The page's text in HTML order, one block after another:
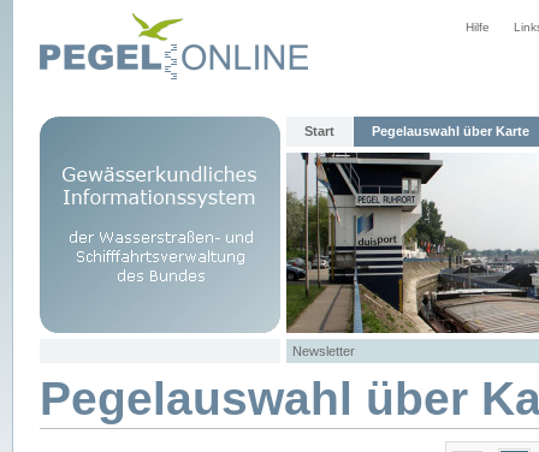
Hilfe
Start Pegelauswahl über Karte
Newsletter
Pegelauswahl über